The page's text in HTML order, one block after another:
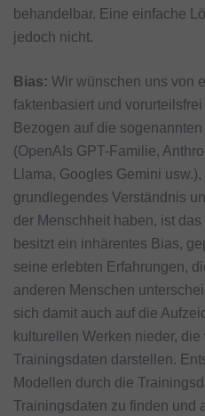
behandelbar. Eine einfache
jedoch nicht.
Bias: Wir wünschen uns von
faktenbasiert und
Bezogen auf die
(OpenAIs GPT-Familie,
Llama, Googles Gemini
grundlegendes Verständnis
der Menschheit haben, ist
besitzt ein inhärentes Bias,
seine erlebten Erfahrungen,
anderen Menschen
sich damit auch auf die
kulturellen Werken nieder,
Trainingsdaten darstellen.
Modellen durch die
Trainingsdaten zu finden und